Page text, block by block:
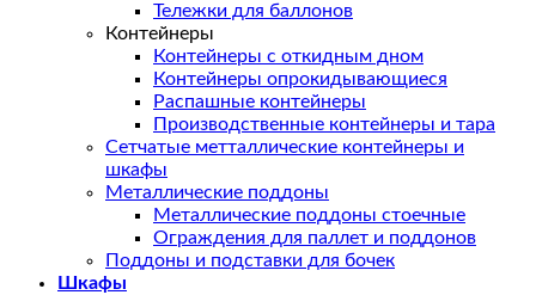
Тележки для баллонов
Контейнеры
Контейнеры с откидным дном
Контейнеры опрокидывающиеся
Распашные контейнеры
Производственные контейнеры и тара
Сетчатые метталлические контейнеры и
шкафы
Металлические поддоны
Металлические поддоны стоечные
Ограждения для паллет и поддонов
Поддоны и подставки для бочек
Шкафы